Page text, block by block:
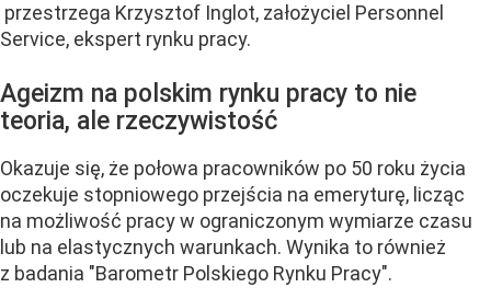
przestrzega Krzysztof Inglot, założyciel Personnel
Service, ekspert rynku pracy.
Ageizm na polskim rynku pracy to nie
teoria, ale rzeczywistość
Okazuje się, że połowa pracowników po 50 roku życia
oczekuje stopniowego przejścia na emeryturę, licząc
na możliwość pracy w ograniczonym wymiarze czasu
lub na elastycznych warunkach. Wynika to również
z badania "Barometr Polskiego Rynku Pracy".